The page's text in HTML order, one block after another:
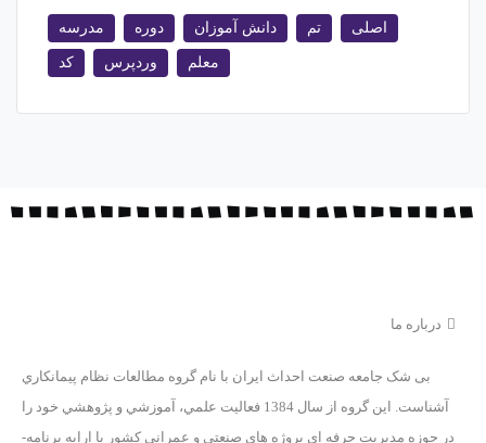
اصلی تم دانش آموزان دوره مدرسه
معلم وردپرس کد
درباره ما
بی ­شک جامعه صنعت احداث ايران با نام گروه مطالعات نظام پيمانکاري
آشناست. اين گروه از سال 1384 فعاليت علمي، آموزشي و پژوهشي خود را
در حوزه مديريت حرفه اي پروژه هاي صنعتي و عمراني کشور با ارايه برنامه­